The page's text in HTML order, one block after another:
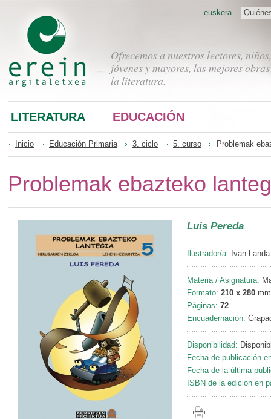
Ofrecemos a nuestros lectores, niños,
jóvenes y mayores, las mejores
la literatura.
euskera
LITERATURA EDUCACIÓN
Inicio Educación Primaria 3. ciclo 5. curso Problemak
Problemak ebazteko
Luis Pereda
Ilustrador/a: Ivan Landa
Materia / Asignatura:
Formato: 210 x 280 mm
Páginas: 72
Encuadernación:
Disponibilidad:
Fecha de publicación
Fecha de la última
ISBN de la edición en